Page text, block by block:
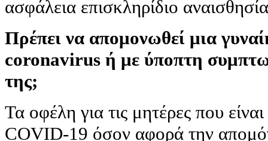
ασφάλεια επισκληρίδιο
Πρέπει να απομονωθεί μια
coronavirus ή με ύποπτη
της;
Τα οφέλη για τις μητέρες που
COVID-19 όσον αφορά την